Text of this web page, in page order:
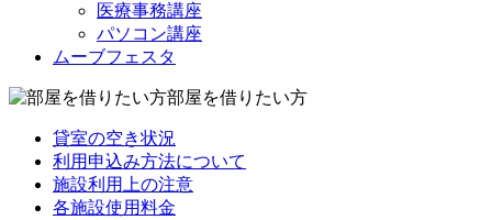
医療事務講座
パソコン講座
ムーブフェスタ
部屋を借りたい方
貸室の空き状況
利用申込み方法について
施設利用上の注意
各施設使用料金